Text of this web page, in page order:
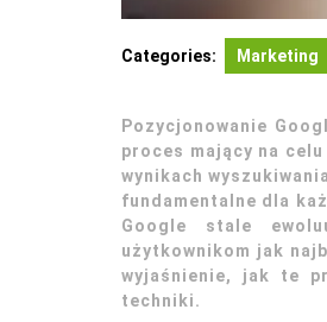
Categories: Marketing
Pozycjonowanie
proces mający na
wynikach
fundamentalne dla
Google stale
użytkownikom jak
wyjaśnienie, jak te
techniki.